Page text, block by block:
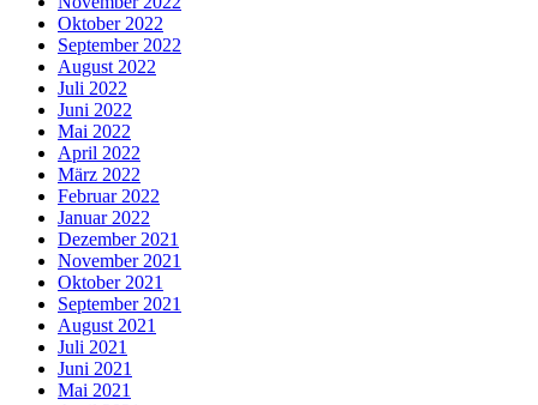
Oktober 2022
September 2022
August 2022
Juli 2022
Juni 2022
Mai 2022
April 2022
März 2022
Februar 2022
Januar 2022
Dezember 2021
November 2021
Oktober 2021
September 2021
August 2021
Juli 2021
Juni 2021
Mai 2021